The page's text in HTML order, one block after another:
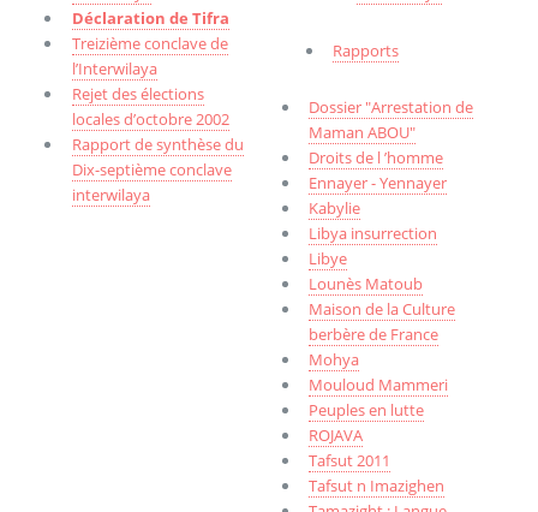
Déclaration de Tifra
Treizième conclave de
l’Interwilaya
Rejet des élections
locales d’octobre 2002
Rapport de synthèse du
Dix-septième conclave
interwilaya
Rapports
Dossier "Arrestation de
Maman ABOU"
Droits de l ’homme
Ennayer - Yennayer
Kabylie
Libya insurrection
Libye
Lounès Matoub
Maison de la Culture
berbère de France
Mohya
Mouloud Mammeri
Peuples en lutte
ROJAVA
Tafsut 2011
Tafsut n Imazighen